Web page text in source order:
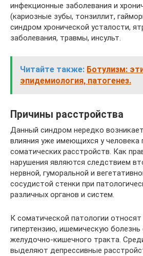
инфекционные заболевания и
(кариозные зубы, тонзиллит,
синдром хронической усталости,
заболевания, травмы, инсульт.
Читайте также: Ботулизм:
эпидемиология, патогенез.
Причины расстройства
Данный синдром нередко
влияния уже имеющихся у человека
соматических расстройств. Как
нарушения являются следствием
нервной, гуморальной и
сосудистой стенки при
различных органов и систем.
К соматической патологии относят
гипертензию, ишемическую болезнь
желудочно-кишечного тракта.
выделяют депрессивные